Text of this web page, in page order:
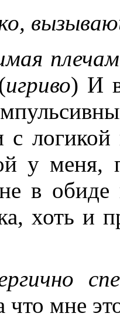
игриво) И
с
у меня,
в
хоть и
мне